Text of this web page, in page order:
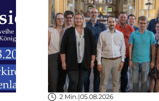
2 Min.|05.08.2026